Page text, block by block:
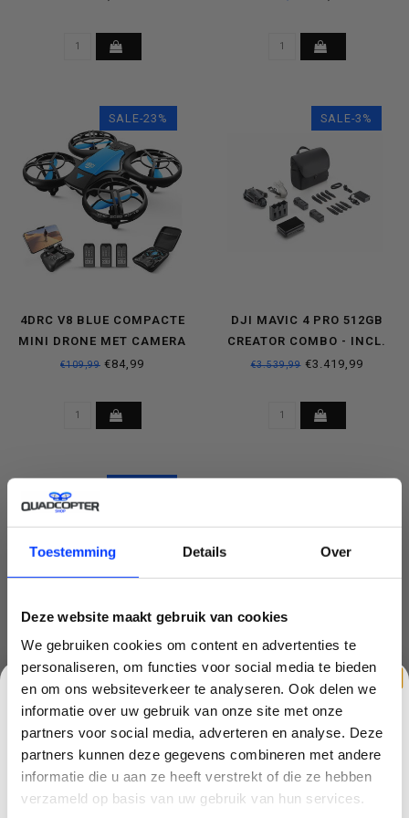
Toestemming Details Over
Deze website maakt gebruik van cookies
We gebruiken cookies om content en advertenties te
personaliseren, om functies voor social media te bieden
en om ons websiteverkeer te analyseren. Ook delen we
informatie over uw gebruik van onze site met onze
partners voor social media, adverteren en analyse. Deze
partners kunnen deze gegevens combineren met andere
informatie die u aan ze heeft verstrekt of die ze hebben
verzameld op basis van uw gebruik van hun services.
SALE-23%
4DRC V8 BLUE COMPACTE
MINI DRONE MET CAMERA
FLY MORE KIT
€109,99 €84,99
SALE-3%
DJI MAVIC 4 PRO 512GB
CREATOR COMBO - INCL.
DJI RC PRO 2
€3.539,99€3.419,99
DJI MINI 5 PRO - FLY MORE
COMBO - INCLUDING RC331
SMART CONTROLLER
€1.129,99€1.059,99
CLAIM KORTING OP JE EERSTE
BESTELLING!